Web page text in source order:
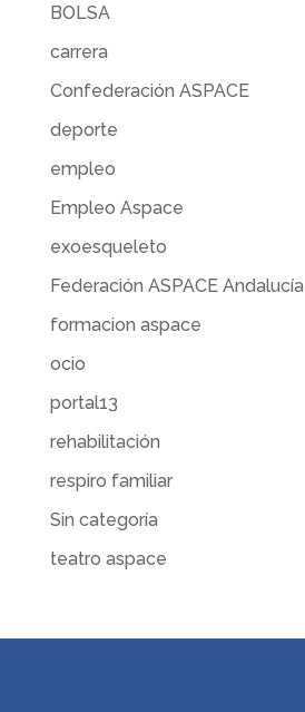
BOLSA
carrera
Confederación ASPACE
deporte
empleo
Empleo Aspace
exoesqueleto
Federación ASPACE Andalucía
formacion aspace
ocio
portal13
rehabilitación
respiro familiar
Sin categoría
teatro aspace